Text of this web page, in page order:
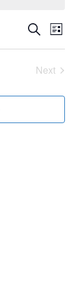
Events
Views
Search
List
Next